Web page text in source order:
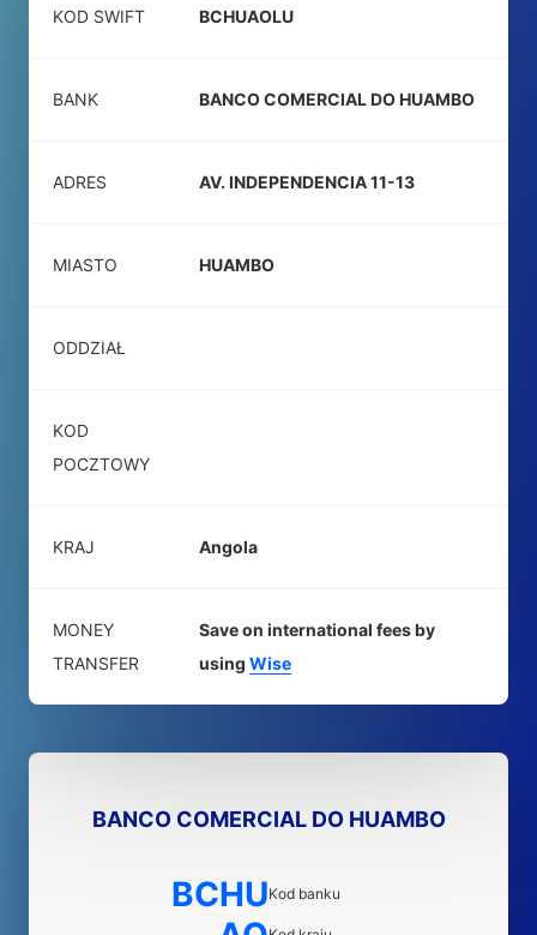
KOD SWIFT BCHUAOLU
BANK BANCO COMERCIAL DO HUAMBO
ADRES AV. INDEPENDENCIA 11-13
MIASTO HUAMBO
ODDZIAŁ
KOD
POCZTOWY
KRAJ Angola
MONEY
TRANSFER
Save on international fees by
using Wise
BANCO COMERCIAL DO HUAMBO
BCHUKod banku